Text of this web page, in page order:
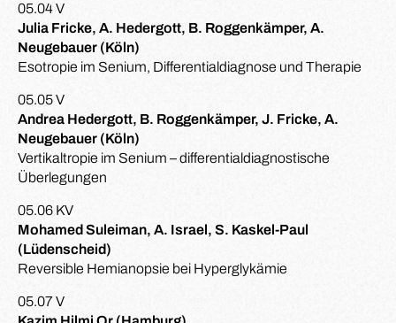
05.04 V
Julia Fricke, A. Hedergott, B. Roggenkämper, A.
Neugebauer (Köln)
Esotropie im Senium, Differentialdiagnose und Therapie
05.05 V
Andrea Hedergott, B. Roggenkämper, J. Fricke, A.
Neugebauer (Köln)
Vertikaltropie im Senium – differentialdiagnostische
Überlegungen
05.06 KV
Mohamed Suleiman, A. Israel, S. Kaskel-Paul
(Lüdenscheid)
Reversible Hemianopsie bei Hyperglykämie
05.07 V